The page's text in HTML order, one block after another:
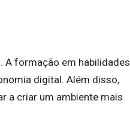
A formação em habilidades
digital. Além disso,
a criar um ambiente mais